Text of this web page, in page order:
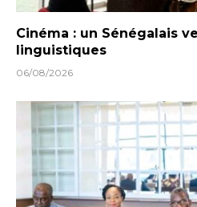
Cinéma : un Sénégalais
linguistiques
06/08/2026